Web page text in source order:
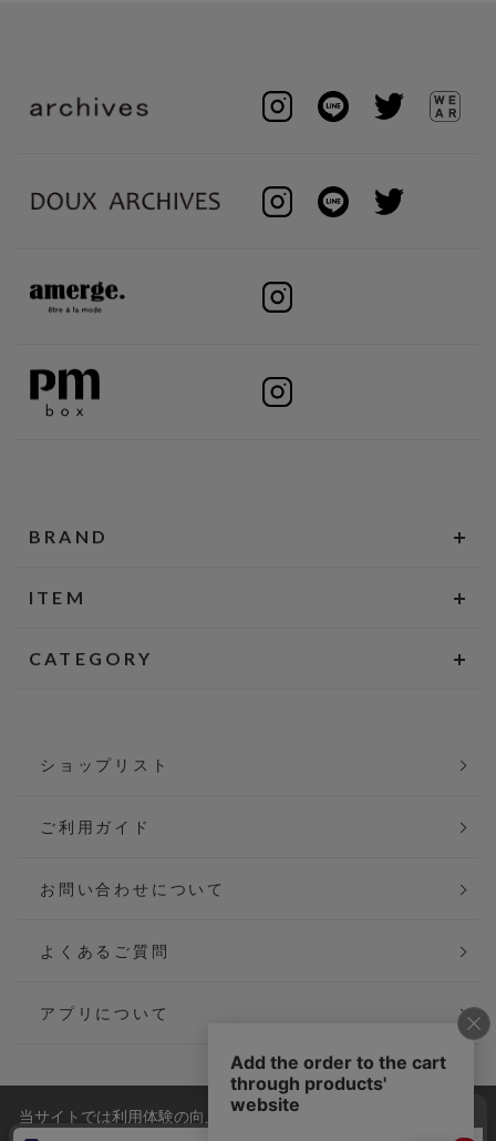
BRAND
ITEM
CATEGORY
ショップリスト
ご利用ガイド
お問い合わせについて
よくあるご質問
アプリについて
当サイトでは利用体験の向上およびコンテンツの最適な提供、ト